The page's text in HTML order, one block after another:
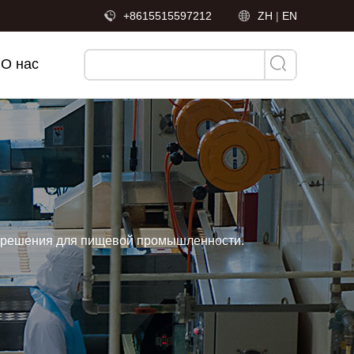
+8615515597212 ZH | EN
О нас
решения для пищевой промышленности.